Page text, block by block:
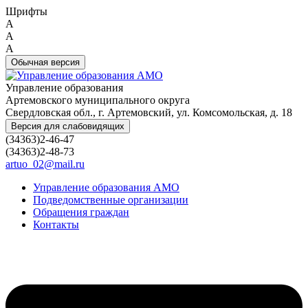
Шрифты
A
A
A
Обычная версия
Управление образования
Артемовского муниципального округа
Свердловская обл., г. Артемовский, ул. Комсомольская, д. 18
Версия для слабовидящих
(34363)2-46-47
(34363)2-48-73
artuo_02@mail.ru
Управление образования АМО
Подведомственные организации
Обращения граждан
Контакты